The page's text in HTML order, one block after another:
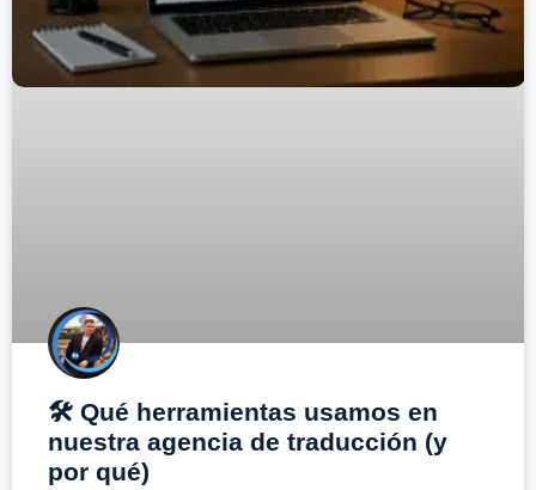
🛠️ Qué herramientas usamos en
nuestra agencia de traducción (y
por qué)